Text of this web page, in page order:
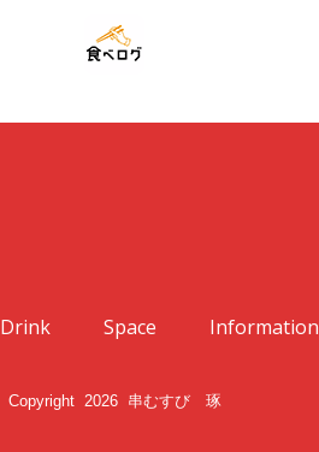
Drink Space Information
Copyright 2026 串むすび 琢